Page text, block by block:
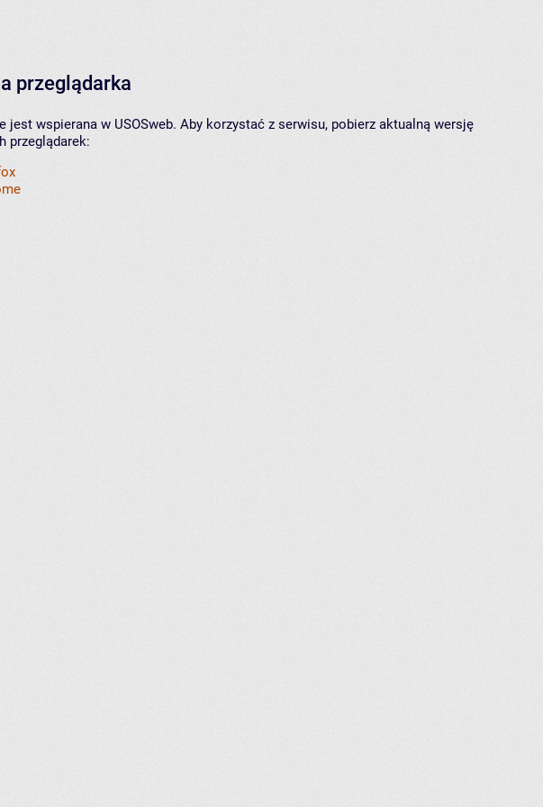
przeglądarka
jest wspierana w USOSweb. Aby korzystać z serwisu, pobierz aktualną wersję
przeglądarek: